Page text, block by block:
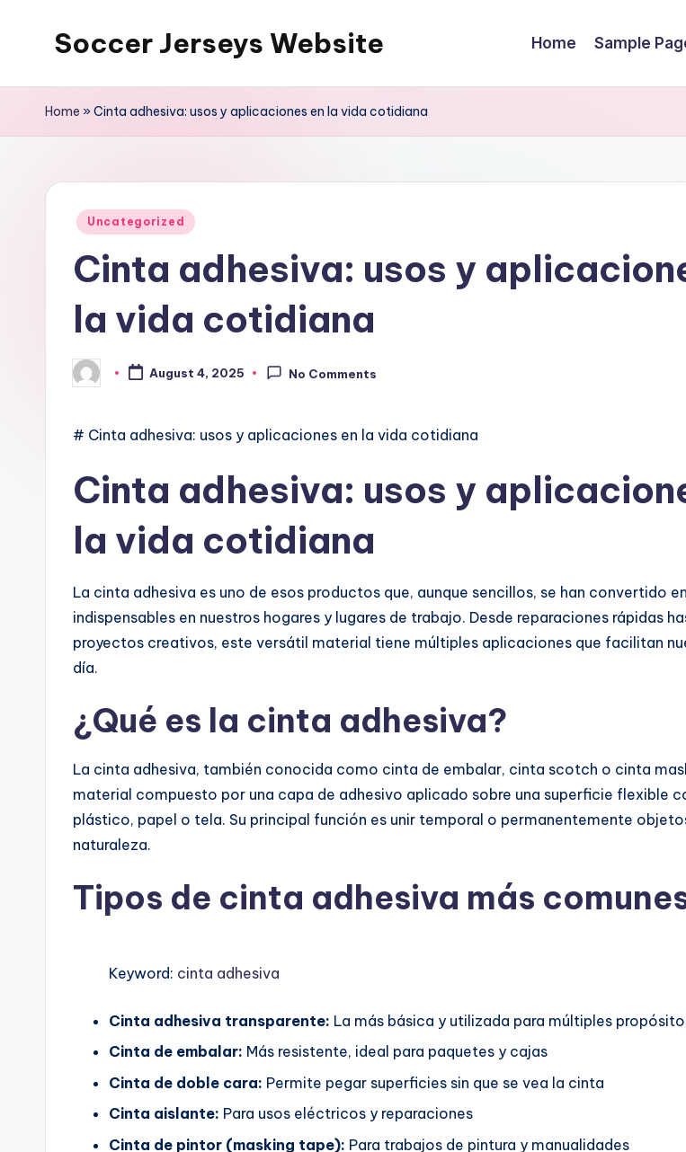
Soccer Jerseys Website Home Sample
Home »Cinta adhesiva: usos y aplicaciones en la vida cotidiana
Posted
Uncategorized
Cinta adhesiva: usos y
la vida cotidiana
Posted
by
August 4, 2025 No Comments
# Cinta adhesiva: usos y aplicaciones en la vida cotidiana
Cinta adhesiva: usos y
la vida cotidiana
La cinta adhesiva es uno de esos productos que, aunque sencillos, se han convertido en
indispensables en nuestros hogares y lugares de trabajo. Desde reparaciones rápidas
proyectos creativos, este versátil material tiene múltiples aplicaciones que facilitan
día.
¿Qué es la cinta adhesiva?
La cinta adhesiva, también conocida como cinta de embalar, cinta scotch o cinta
material compuesto por una capa de adhesivo aplicado sobre una superficie flexible
plástico, papel o tela. Su principal función es unir temporal o permanentemente
naturaleza.
Tipos de cinta adhesiva más
Keyword: cinta adhesiva
Cinta adhesiva transparente: La más básica y utilizada para múltiples
Cinta de embalar: Más resistente, ideal para paquetes y cajas
Cinta de doble cara: Permite pegar superficies sin que se vea la cinta
Cinta aislante: Para usos eléctricos y reparaciones
Cinta de pintor (masking tape): Para trabajos de pintura y manualidades